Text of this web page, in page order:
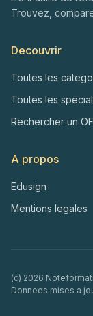
Trouvez,
Decouvrir
Toutes les
Toutes les
Rechercher un OF
A propos
Edusign
Mentions legales
(c) 2026
Donnees mises a